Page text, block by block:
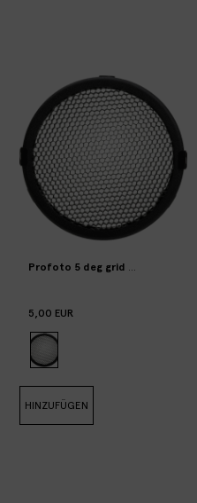
Profoto 5 deg grid for Zoom
5,00 EUR
HINZUFÜGEN